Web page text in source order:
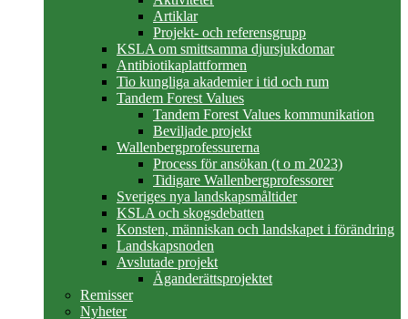
Artiklar
Projekt- och referensgrupp
KSLA om smittsamma djursjukdomar
Antibiotikaplattformen
Tio kungliga akademier i tid och rum
Tandem Forest Values
Tandem Forest Values kommunikation
Beviljade projekt
Wallenbergprofessurerna
Process för ansökan (t o m 2023)
Tidigare Wallenbergprofessorer
Sveriges nya landskapsmåltider
KSLA och skogsdebatten
Konsten, människan och landskapet i förändring
Landskapsnoden
Avslutade projekt
Äganderättsprojektet
Remisser
Nyheter